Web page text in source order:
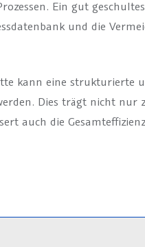
Ein gut
und die
kann eine strukturierte
Dies trägt nicht nur
auch die